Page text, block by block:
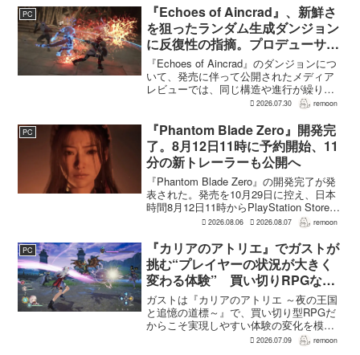
フィジカル版を実現できるよう調整を進
めているという。G...
PC
『Echoes of Aincrad』、新鮮さ
を狙ったランダム生成ダンジョン
に反復性の指摘。プロデューサー
は発売前に採用理由を説明
『Echoes of Aincrad』のダンジョンにつ
いて、発売に伴って公開されたメディア
レビューでは、同じ構造や進行が繰り返
されるとの評価が出ている。発売前の7月
は、ゲーム総合プロデューサーの二見鷹
介氏が...
2026.07.30 remoon
PC
『Phantom Blade Zero』開発完
了。8月12日11時に予約開始、11
分の新トレーラーも公開へ
『Phantom Blade Zero』の開発完了が発
表された。発売を10月29日に控え、日本
時間8月12日11時からPlayStation Store、
Steam、Epic Games Storeで予約受付が
2026.08.06 2026.08.07 remoon
PC
『カリアのアトリエ』でガストが
挑む“プレイヤーの状況が大きく
変わる体験” 買い切りRPGなら
ではの変化とは
ガストは『カリアのアトリエ ～夜の王国
と追憶の道標～』で、買い切り型RPGだ
からこそ実現しやすい体験の変化を模索
している。大型の運営型ゲームが継続的
2026.07.09 remoon